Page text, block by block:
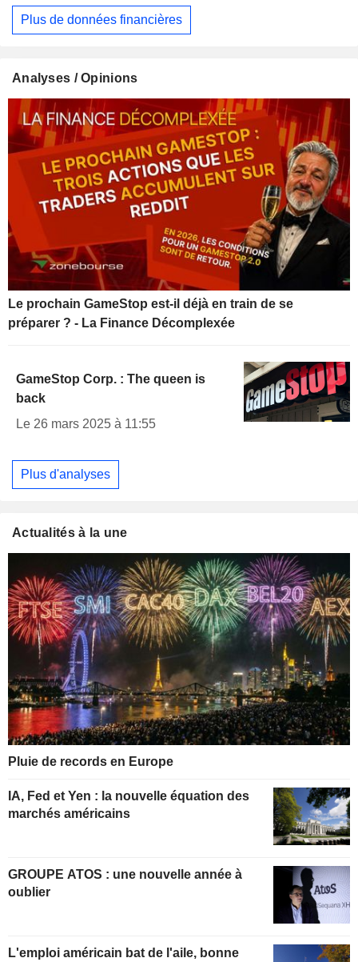
Plus de données financières
Analyses / Opinions
Le prochain GameStop est-il déjà en train de se
préparer ? - La Finance Décomplexée
GameStop Corp. : The queen is
back
Le 26 mars 2025 à 11:55
Plus d'analyses
Actualités à la une
Pluie de records en Europe
IA, Fed et Yen : la nouvelle équation des
marchés américains
GROUPE ATOS : une nouvelle année à
oublier
L'emploi américain bat de l'aile, bonne